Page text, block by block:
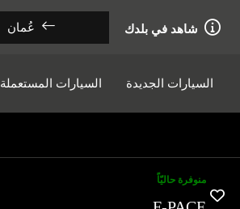
شاهد في بلدك عُمان
السيارات الجديدة السيارات المستعملة
منوفرة حاليّاً